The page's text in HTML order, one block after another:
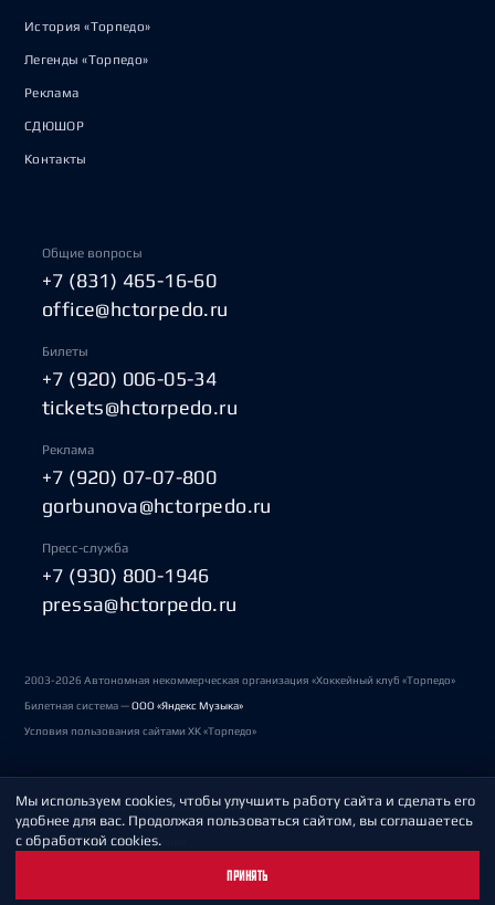
История «Торпедо»
Легенды «Торпедо»
Реклама
СДЮШОР
Контакты
Общие вопросы
+7 (831) 465-16-60
office@hctorpedo.ru
Билеты
+7 (920) 006-05-34
tickets@hctorpedo.ru
Реклама
+7 (920) 07-07-800
gorbunova@hctorpedo.ru
Пресс-служба
+7 (930) 800-1946
pressa@hctorpedo.ru
2003-2026 Автономная некоммерческая организация «Хоккейный клуб «Торпедо»
Билетная система —ООО «Яндекс Музыка»
Условия пользования сайтами ХК «Торпедо»
Политика обработки персональных данных
Пользовательское соглашение
Мы используем cookies, чтобы улучшить работу сайта и сделать его
удобнее для вас. Продолжая пользоваться сайтом, вы соглашаетесь
с обработкой cookies.
ПРИНЯТЬ